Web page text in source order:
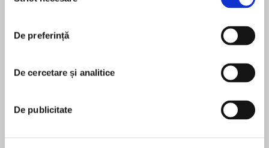
De preferință
De cercetare și analitice
De publicitate
On a freezing December night, Hannah Reindel
leaps to her death from an old railway bridge
the real cause of death was trauma suffered
twelve years earlier when Hannah was plucked
fraternity party, drugged, and then viciously
În acest moment nu există recenzii
James Hayman
James Hayman is the New York Times bestselling
author of the McCabe and Savage thrillers The